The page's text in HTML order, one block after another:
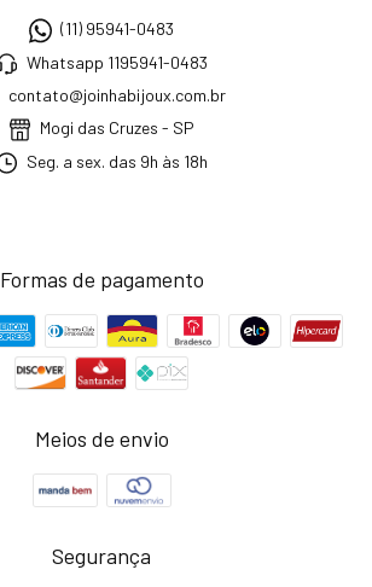
(11) 95941-0483
Whatsapp 1195941-0483
contato@joinhabijoux.com.br
Mogi das Cruzes - SP
Seg. a sex. das 9h às 18h
Formas de pagamento
Meios de envio
Segurança